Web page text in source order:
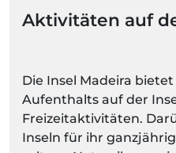
Aktivitäten auf
Die Insel Madeira
Aufenthalts auf der
Freizeitaktivitäten.
Inseln für ihr